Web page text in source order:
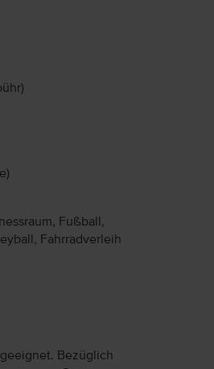
Fußball,
Fahrradverleih
Bezüglich